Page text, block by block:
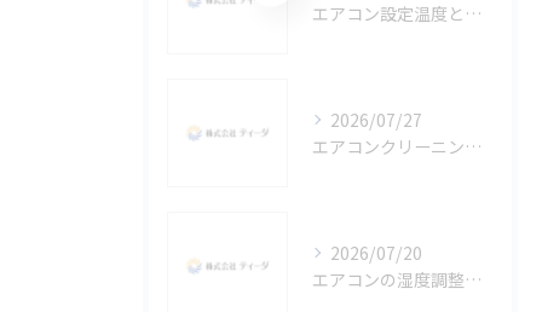
エアコン設定温度と東京都東大和市の快適節電生活を実現するコツ
2026/07/27
エアコンクリーニング効果で省エネと健康を守るメリットとおすすめ活用術
2026/07/20
エアコンの湿度調整で快適生活を実現する東京都台東区の賢い選び方